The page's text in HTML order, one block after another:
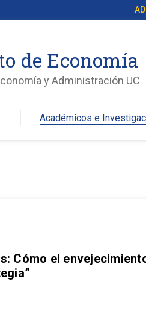
de Economía
y Administración UC
Académicos e
Cómo el